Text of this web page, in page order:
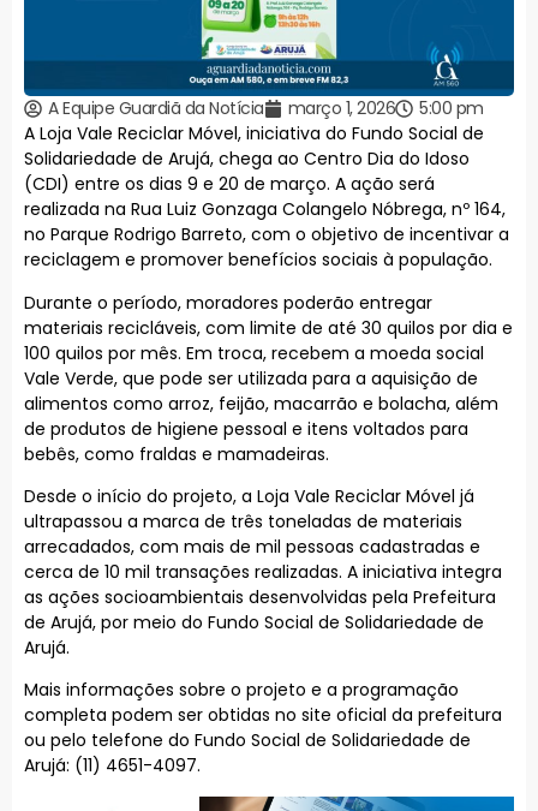
A Equipe Guardiã da Notícia março 1, 2026
5:00 pm
A Loja Vale Reciclar Móvel, iniciativa do Fundo Social de
Solidariedade de Arujá, chega ao Centro Dia do Idoso
(CDI) entre os dias 9 e 20 de março. A ação será
realizada na Rua Luiz Gonzaga Colangelo Nóbrega, nº 164,
no Parque Rodrigo Barreto, com o objetivo de incentivar a
reciclagem e promover benefícios sociais à população.
Durante o período, moradores poderão entregar
materiais recicláveis, com limite de até 30 quilos por dia e
100 quilos por mês. Em troca, recebem a moeda social
Vale Verde, que pode ser utilizada para a aquisição de
alimentos como arroz, feijão, macarrão e bolacha, além
de produtos de higiene pessoal e itens voltados para
bebês, como fraldas e mamadeiras.
Desde o início do projeto, a Loja Vale Reciclar Móvel já
ultrapassou a marca de três toneladas de materiais
arrecadados, com mais de mil pessoas cadastradas e
cerca de 10 mil transações realizadas. A iniciativa integra
as ações socioambientais desenvolvidas pela Prefeitura
de Arujá, por meio do Fundo Social de Solidariedade de
Arujá.
Mais informações sobre o projeto e a programação
completa podem ser obtidas no site oficial da prefeitura
ou pelo telefone do Fundo Social de Solidariedade de
Arujá: (11) 4651-4097.